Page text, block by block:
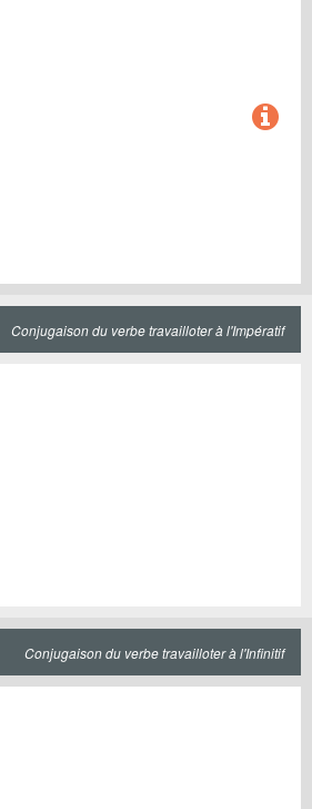
Conjugaison du verbe travailloter à l'Impératif
Conjugaison du verbe travailloter à l'Infinitif